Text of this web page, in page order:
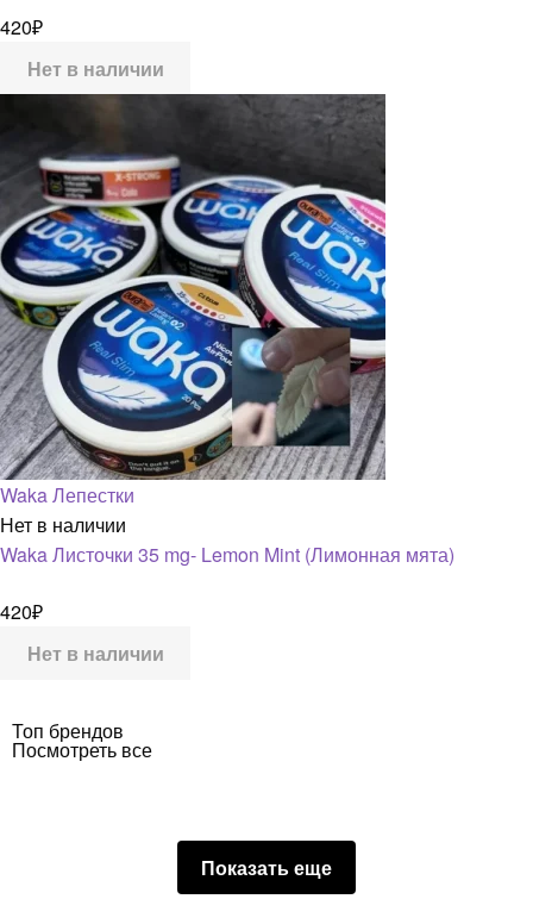
420₽
Нет в наличии
Waka Лепестки
Нет в наличии
Waka Листочки 35 mg- Lemon Mint (Лимонная мята)
420₽
Нет в наличии
Топ брендов
Посмотреть все
Показать еще